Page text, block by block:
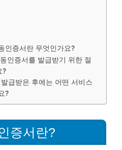
인증서란 무엇인가요?
인증서를 발급받기 위한 절
?
급받은 후에는 어떤 서비스
?
증서란?